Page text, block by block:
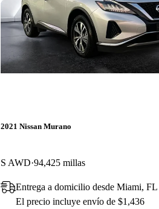
2021 Nissan Murano
S AWD 94,425 millas
Entrega a domicilio desde Miami, FL
El precio incluye envío de $1,436